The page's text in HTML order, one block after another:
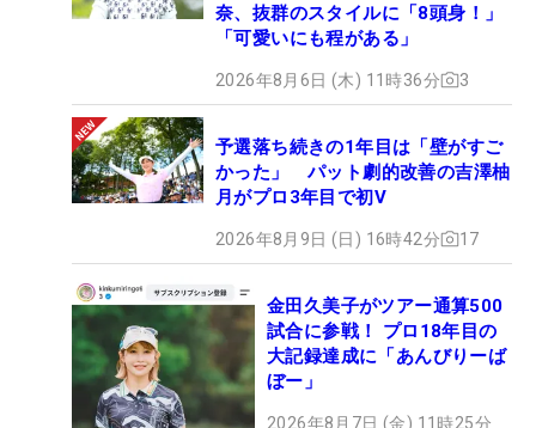
奈、抜群のスタイルに「8頭身！」
「可愛いにも程がある」
2026年8月6日 (木) 11時36分 3
予選落ち続きの1年目は「壁がすご
かった」 パット劇的改善の吉澤柚
月がプロ3年目で初V
2026年8月9日 (日) 16時42分 17
金田久美子がツアー通算500
試合に参戦！ プロ18年目の
大記録達成に「あんびりーば
ぼー」
2026年8月7日 (金) 11時25分